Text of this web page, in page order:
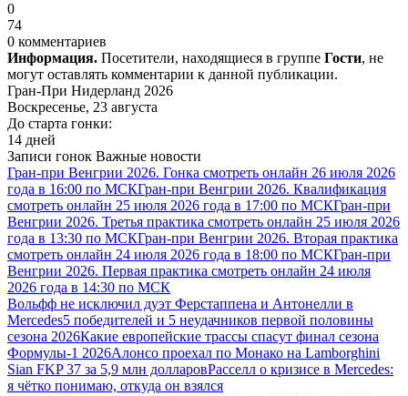
0
74
0 комментариев
Информация. Посетители, находящиеся в группе Гости, не
могут оставлять комментарии к данной публикации.
Гран-При Нидерланд 2026
Воскресенье, 23 августа
До старта гонки:
14 дней
Записи гонок Важные новости
Гран-при Венгрии 2026. Гонка смотреть онлайн 26 июля 2026
года в 16:00 по МСКГран-при Венгрии 2026. Квалификация
смотреть онлайн 25 июля 2026 года в 17:00 по МСКГран-при
Венгрии 2026. Третья практика смотреть онлайн 25 июля 2026
года в 13:30 по МСКГран-при Венгрии 2026. Вторая практика
смотреть онлайн 24 июля 2026 года в 18:00 по МСКГран-при
Венгрии 2026. Первая практика смотреть онлайн 24 июля
2026 года в 14:30 по МСК
Вольфф не исключил дуэт Ферстаппена и Антонелли в
Mercedes5 победителей и 5 неудачников первой половины
сезона 2026Какие европейские трассы спасут финал сезона
Формулы-1 2026Алонсо проехал по Монако на Lamborghini
Sian FKP 37 за 5,9 млн долларовРасселл о кризисе в Mercedes:
я чётко понимаю, откуда он взялся